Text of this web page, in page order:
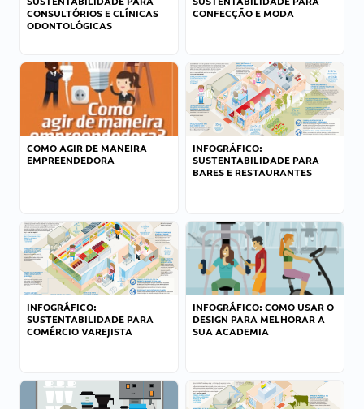
CONSULTÓRIOS E CLÍNICAS
ODONTOLÓGICAS
CONFECÇÃO E MODA
COMO AGIR DE MANEIRA
EMPREENDEDORA
INFOGRÁFICO:
SUSTENTABILIDADE PARA
BARES E RESTAURANTES
INFOGRÁFICO:
SUSTENTABILIDADE PARA
COMÉRCIO VAREJISTA
INFOGRÁFICO: COMO USAR O
DESIGN PARA MELHORAR A
SUA ACADEMIA